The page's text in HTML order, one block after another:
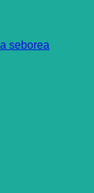
seborea